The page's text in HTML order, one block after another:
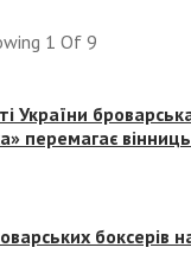
1 Of 9
України
перемагає
боксерів